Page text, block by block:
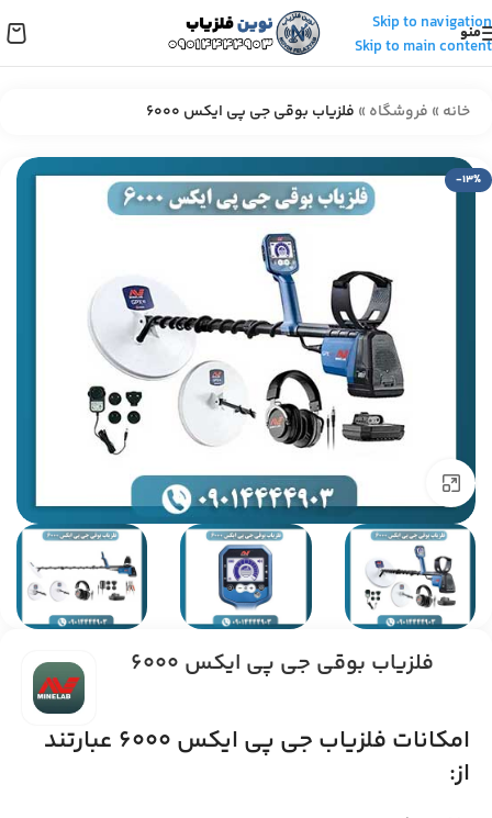
Skip to navigation
Skip to main content
منو
خانه » فروشگاه » فلزیاب بوقی جی پی ایکس 6000
-13%
برای بزرگنمایی کلیک کنید
فلزیاب بوقی جی پی ایکس 6000
امکانات فلزیاب جی پی ایکس 6000 عبارتند
از: